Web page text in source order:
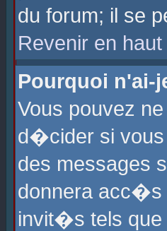
du forum; il se
Revenir en
Pourquoi n'ai-
Vous pouvez
d�cider si vous
des messages
donnera acc�s
invit�s tels que